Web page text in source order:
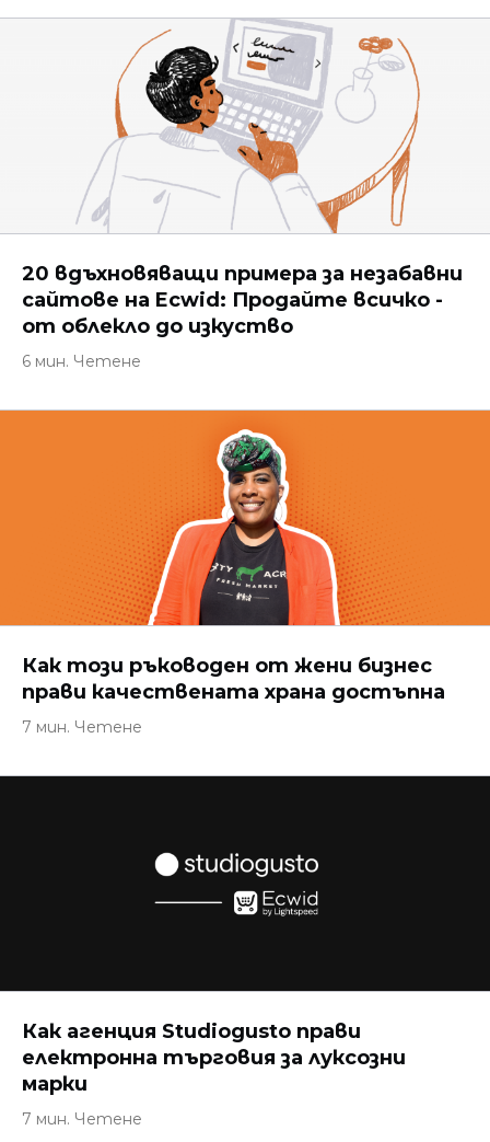
20 вдъхновяващи примера за незабавни
сайтове на Ecwid: Продайте всичко -
от облекло до изкуство
6 мин. Четене
Как този ръководен от жени бизнес
прави качествената храна достъпна
7 мин. Четене
Как агенция Studiogusto прави
електронна търговия за луксозни
марки
7 мин. Четене